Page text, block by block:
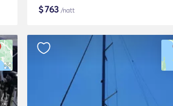
$763 /natt